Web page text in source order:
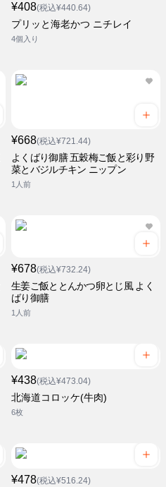
¥408(税込¥440.64)
プリッと海老かつ ニチレイ
4個入り
¥668(税込¥721.44)
よくばり御膳 五穀梅ご飯と彩り野
菜とバジルチキン ニップン
1人前
¥678(税込¥732.24)
生姜ご飯ととんかつ卵とじ風 よく
ばり御膳
1人前
¥438(税込¥473.04)
北海道コロッケ(牛肉)
6枚
¥478(税込¥516.24)